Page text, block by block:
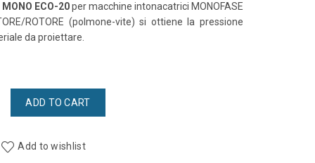
MONO ECO-20per macchine intonacatrici MONOFASE
ROTORE (polmone-vite) si ottiene la pressione
da proiettare.
ADD TO CART
Add to wishlist